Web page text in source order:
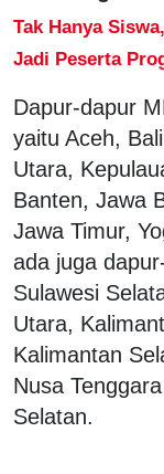
Tak Hanya
Jadi Peserta
Dapur-dapur
yaitu Aceh,
Utara,
Banten, Jawa
Jawa Timur,
ada juga
Sulawesi
Utara,
Kalimantan
Nusa
Selatan.